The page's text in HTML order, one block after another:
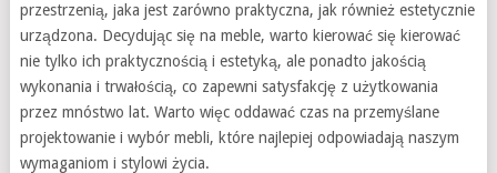
przestrzenią, jaka jest zarówno praktyczna, jak również estetycznie
urządzona. Decydując się na meble, warto kierować się kierować
nie tylko ich praktycznością i estetyką, ale ponadto jakością
wykonania i trwałością, co zapewni satysfakcję z użytkowania
przez mnóstwo lat. Warto więc oddawać czas na przemyślane
projektowanie i wybór mebli, które najlepiej odpowiadają naszym
wymaganiom i stylowi życia.